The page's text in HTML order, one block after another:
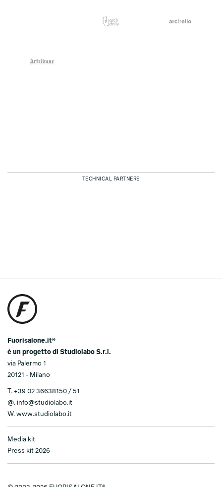
TECHNICAL PARTNERS
Fuorisalone.it®
è un progetto di Studiolabo S.r.l.
via Palermo 1
20121 - Milano
T. +39 02 36638150 / 51
@. info@studiolabo.it
W. www.studiolabo.it
Media kit
Press kit 2026